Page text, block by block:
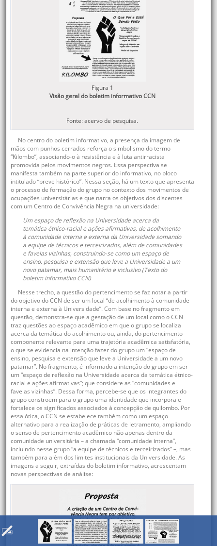
Figura 1
Visão geral do boletim informativo CCN
Fonte: acervo de pesquisa.
No centro do boletim informativo, a presença da imagem de
mãos com punhos cerrados reforça o simbolismo do termo
“Kilombo”, associando-o à resistência e à luta antirracista
promovida pelos movimentos negros. Essa perspectiva se
manifesta também na parte superior do informativo, no bloco
intitulado “breve histórico”. Nessa seção, há um texto que apresenta
o processo de formação do grupo no contexto dos movimentos de
ocupações universitárias e que narra os objetivos dos discentes
com um Centro de Convivência Negra na universidade:
Um espaço de reflexão na Universidade acerca da
temática étnico-racial e ações afirmativas, de acolhimento
à comunidade interna e externa da Universidade somando
a equipe de técnicos e terceirizados, além de comunidades
e favelas vizinhas, construindo-se como um espaço de
ensino, pesquisa e extensão que leve a Universidade a um
novo patamar, mais humanitário e inclusivo (Texto do
boletim informativo CCN)
Nesse trecho, a questão do pertencimento se faz notar a partir
do objetivo do CCN de ser um local “de acolhimento à comunidade
interna e externa à Universidade”. Com base no fragmento em
questão, demonstra-se que a gestação de um local como o CCN
traz questões ao espaço acadêmico em que o grupo se localiza
acerca da temática do acolhimento ou, ainda, do pertencimento
componente relevante para uma trajetória acadêmica satisfatória,
o que se evidencia na intenção fazer do grupo um “espaço de
ensino, pesquisa e extensão que leve a Universidade a um novo
patamar”. No fragmento, é informado a intenção do grupo em ser
um “espaço de reflexão na Universidade acerca da temática étnico-
racial e ações afirmativas”; que considere as “comunidades e
favelas vizinhas”. Dessa forma, percebe-se que os integrantes do
grupo constroem para o grupo uma identidade que incorpora e
fortalece os significados associados à concepção de quilombo. Por
essa ótica, o CCN se estabelece também como um espaço
alternativo para a realização de práticas de letramento, ampliando
o senso de pertencimento acadêmico não apenas dentro da
comunidade universitária – a chamada “comunidade interna”,
incluindo nesse grupo “a equipe de técnicos e terceirizados” –, mas
também para além dos limites institucionais da Universidade. As
imagens a seguir, extraídas do boletim informativo, acrescentam
novas perspectivas de análise: